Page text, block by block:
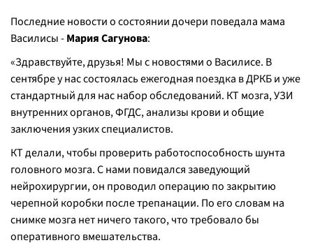
Последние новости о состоянии дочери поведала мама
Василисы -Мария Сагунова:
«Здравствуйте, друзья! Мы с новостями о Василисе. В
сентябре у нас состоялась ежегодная поездка в ДРКБ и уже
стандартный для нас набор обследований. КТ мозга, УЗИ
внутренних органов, ФГДС, анализы крови и общие
заключения узких специалистов.
КТ делали, чтобы проверить работоспособность шунта
головного мозга. С нами повидался заведующий
нейрохирургии, он проводил операцию по закрытию
черепной коробки после трепанации. По его словам на
снимке мозга нет ничего такого, что требовало бы
оперативного вмешательства.